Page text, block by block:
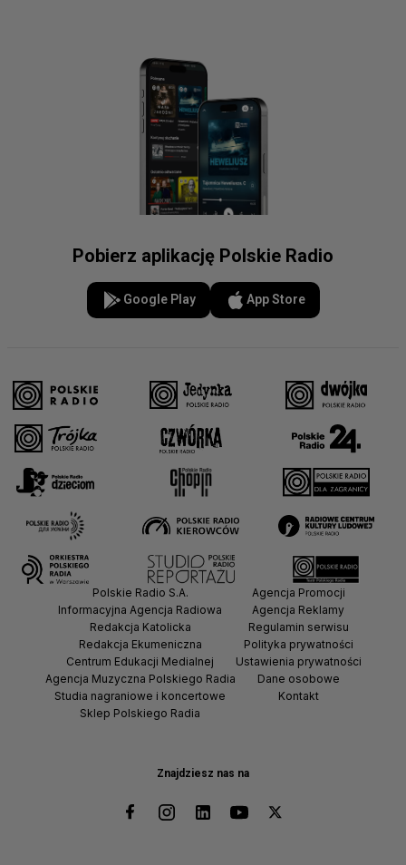
Pobierz aplikację Polskie Radio
Google Play App Store
Znajdziesz nas na
Polskie Radio S.A.
Informacyjna Agencja Radiowa
Redakcja Katolicka
Redakcja Ekumeniczna
Centrum Edukacji Medialnej
Agencja Muzyczna Polskiego Radia
Studia nagraniowe i koncertowe
Sklep Polskiego Radia
Agencja Promocji
Agencja Reklamy
Regulamin serwisu
Polityka prywatności
Ustawienia prywatności
Dane osobowe
Kontakt